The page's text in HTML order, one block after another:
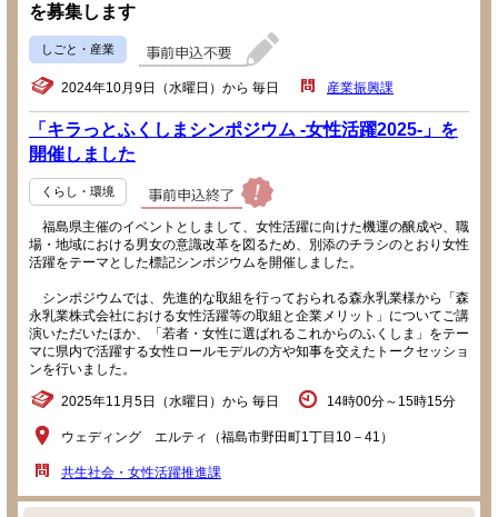
を募集します
しごと・産業
2024年10月9日（水曜日）から 毎日 産業振興課
「キラっとふくしまシンポジウム -女性活躍2025-」を
開催しました
くらし・環境
福島県主催のイベントとしまして、女性活躍に向けた機運の醸成や、職
場・地域における男女の意識改革を図るため、別添のチラシのとおり女性
活躍をテーマとした標記シンポジウムを開催しました。
シンポジウムでは、先進的な取組を行っておられる森永乳業様から「森
永乳業株式会社における女性活躍等の取組と企業メリット」についてご講
演いただいたほか、「若者・女性に選ばれるこれからのふくしま」をテー
マに県内で活躍する女性ロールモデルの方や知事を交えたトークセッショ
ンを行いました。
2025年11月5日（水曜日）から 毎日 14時00分～15時15分
ウェディング エルティ（福島市野田町1丁目10－41）
共生社会・女性活躍推進課